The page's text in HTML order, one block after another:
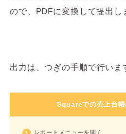
ので、PDFに変換して提出し
出力は、つぎの手順で行いま
Squareでの売上台
レポートメニューを開く